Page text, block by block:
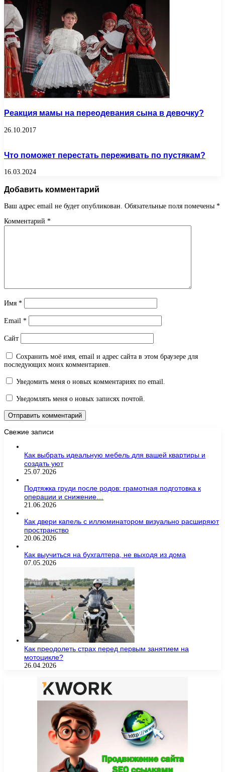
Реакция мамы на переодевания сына в девочку?
26.10.2017
Что поможет перестать переживать по пустякам?
16.03.2024
Добавить комментарий
Ваш адрес email не будет опубликован. Обязательные поля помечены *
Комментарий *
Имя *
Email *
Сайт
Сохранить моё имя, email и адрес сайта в этом браузере для
последующих моих комментариев.
Уведомить меня о новых комментариях по email.
Уведомлять меня о новых записях почтой.
Свежие записи
Как выбрать идеальную мебель для вашей квартиры и
создать уют
25.07.2026
Подтяжка груди после родов: грамотная подготовка к
операции и снижение…
21.06.2026
Как двери капель с иллюминатором визуально расширяют
пространство
20.06.2026
Как выучиться на бухгалтера, не выходя из дома
07.05.2026
Как преодолеть страх перед первым занятием на
мотоцикле?
26.04.2026